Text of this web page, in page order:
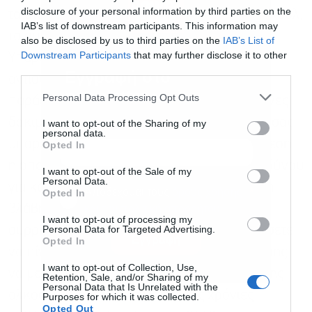
disclosure of your personal information by third parties on the
IAB’s list of downstream participants. This information may
also be disclosed by us to third parties on the IAB’s List of
Downstream Participants that may further disclose it to other
Personal Data Processing Opt Outs
I want to opt-out of the Sharing of my
personal data.
Opted In
I want to opt-out of the Sale of my
Personal Data.
Opted In
I want to opt-out of processing my
Personal Data for Targeted Advertising.
Opted In
I want to opt-out of Collection, Use,
Retention, Sale, and/or Sharing of my
Personal Data that Is Unrelated with the
Purposes for which it was collected.
Opted Out
τα ατυχήματα οδήγησης υπό την επήρεια αλκοόλ,
τα οποία εξαφανίζονται μόλις σταματήσετε.
Υπάρχουν επίσης στοιχεία ότι μπορείτε να
αντιστρέψετε κάποια σωματική βλάβη. Για
παράδειγμα, γνωρίζουμε από τυχαιοποιημένες
δοκιμές ότι όταν μειώνετε την κατανάλωσή σας,
μπορείτε να μειώσετε την αρτηριακή σας πίεση,
η οποία αποτελεί σημαντικό παράγοντα κινδύνου
για καρδιακές παθήσεις. Για την εγκεφαλική
συρρίκνωσης του εγκεφάλου όταν σταματήσετε
να μειωθεί μετά τη διακοπή της κατανάλωσης
αλκοόλ. Το πρόβλημα με πολλές χρόνιες
Εγγραφή στο
newsletter
Αποδέχομαι τους